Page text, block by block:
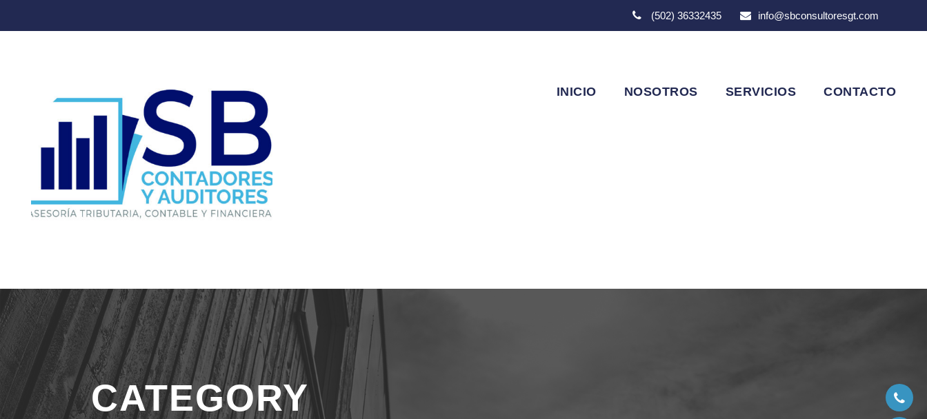
(502) 36332435 info@sbconsultoresgt.com
INICIO NOSOTROS SERVICIOS CONTACTO
CATEGORY